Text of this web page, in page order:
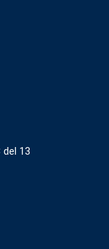
del 13